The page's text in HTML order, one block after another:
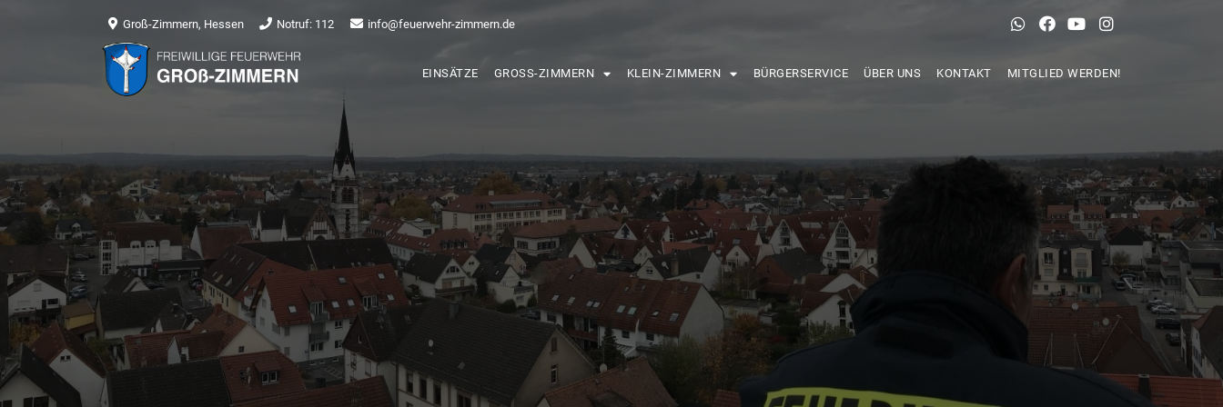
Groß-Zimmern, Hessen Notruf: 112 info@feuerwehr-zimmern.de
EINSÄTZE GROSS-ZIMMERN KLEIN-ZIMMERN BÜRGERSERVICE ÜBER UNS KONTAKT MITGLIED WERDEN!